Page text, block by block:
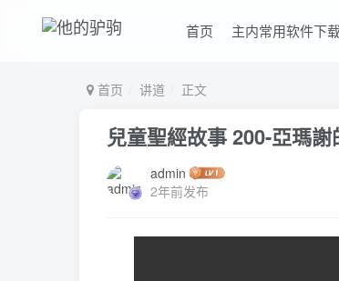
首页 主内常用软件下
首页 讲道 正文
兒童聖經故事 200-亞瑪謝
admin
2年前发布